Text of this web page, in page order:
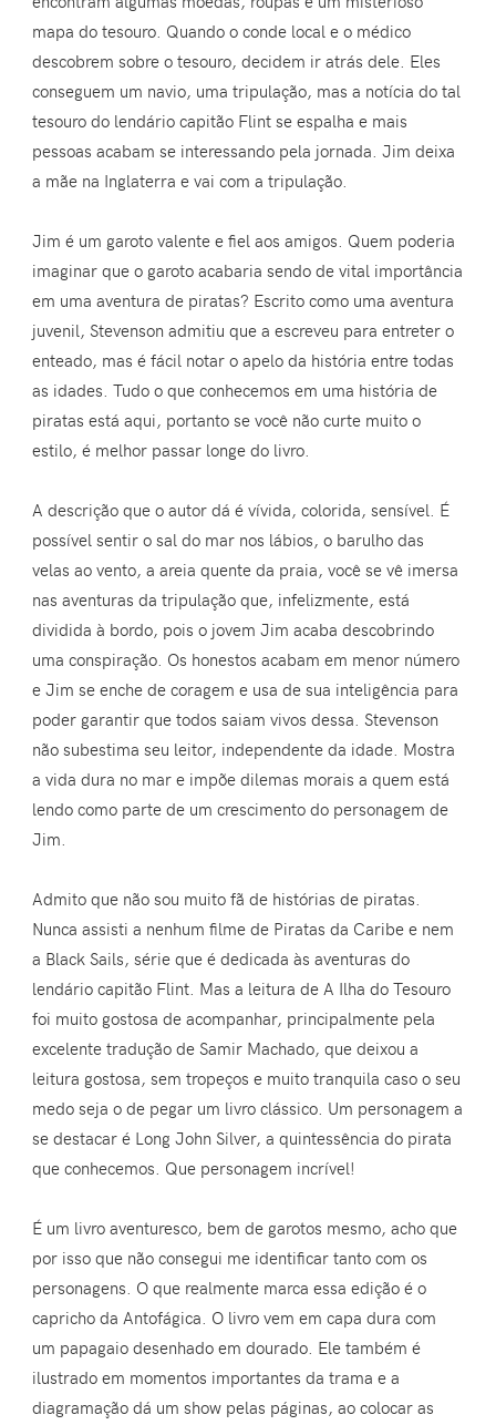
mapa do tesouro. Quando o conde local e o médico
descobrem sobre o tesouro, decidem ir atrás dele. Eles
conseguem um navio, uma tripulação, mas a notícia do tal
tesouro do lendário capitão Flint se espalha e mais
pessoas acabam se interessando pela jornada. Jim deixa
a mãe na Inglaterra e vai com a tripulação.
Jim é um garoto valente e fiel aos amigos. Quem poderia
imaginar que o garoto acabaria sendo de vital importância
em uma aventura de piratas? Escrito como uma aventura
juvenil, Stevenson admitiu que a escreveu para entreter o
enteado, mas é fácil notar o apelo da história entre todas
as idades. Tudo o que conhecemos em uma história de
piratas está aqui, portanto se você não curte muito o
estilo, é melhor passar longe do livro.
A descrição que o autor dá é vívida, colorida, sensível. É
possível sentir o sal do mar nos lábios, o barulho das
velas ao vento, a areia quente da praia, você se vê imersa
nas aventuras da tripulação que, infelizmente, está
dividida à bordo, pois o jovem Jim acaba descobrindo
uma conspiração. Os honestos acabam em menor número
e Jim se enche de coragem e usa de sua inteligência para
poder garantir que todos saiam vivos dessa. Stevenson
não subestima seu leitor, independente da idade. Mostra
a vida dura no mar e impõe dilemas morais a quem está
lendo como parte de um crescimento do personagem de
Jim.
Admito que não sou muito fã de histórias de piratas.
Nunca assisti a nenhum filme de Piratas da Caribe e nem
a Black Sails, série que é dedicada às aventuras do
lendário capitão Flint. Mas a leitura de A Ilha do Tesouro
foi muito gostosa de acompanhar, principalmente pela
excelente tradução de Samir Machado, que deixou a
leitura gostosa, sem tropeços e muito tranquila caso o seu
medo seja o de pegar um livro clássico. Um personagem a
se destacar é Long John Silver, a quintessência do pirata
que conhecemos. Que personagem incrível!
É um livro aventuresco, bem de garotos mesmo, acho que
por isso que não consegui me identificar tanto com os
personagens. O que realmente marca essa edição é o
capricho da Antofágica. O livro vem em capa dura com
um papagaio desenhado em dourado. Ele também é
ilustrado em momentos importantes da trama e a
diagramação dá um show pelas páginas, ao colocar as